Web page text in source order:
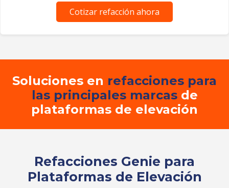
Cotizar refacción ahora
Soluciones en refacciones para
las principales marcasde
plataformas de elevación
Refacciones Genie para
Plataformas de Elevación